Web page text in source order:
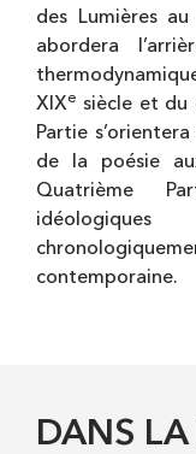
des Lumières
abordera
XIXe siècle et du
Partie
de la poésie
Quatrième
contemporaine.
DANS